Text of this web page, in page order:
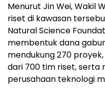
Menurut Jin Wei, Wakil
riset di kawasan
Natural Science
membentuk dana
mendukung 270
dari 700 tim riset, serta
perusahaan teknologi